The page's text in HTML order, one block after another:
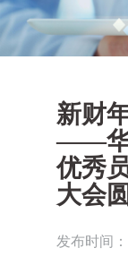
新财
——华
优秀
大会
发布时间：